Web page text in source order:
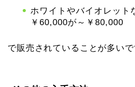
ホワイトやバイオレット
￥60,000が～￥80,000
で販売されていることが多いで